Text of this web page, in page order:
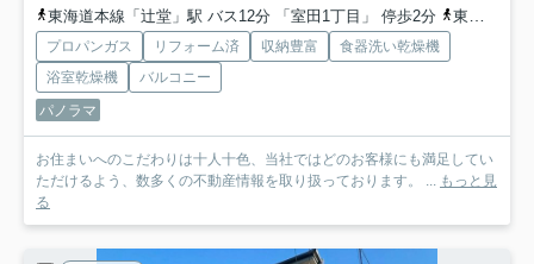
東海道本線「辻堂」駅 バス12分 「室田1丁目」 停歩2分
東海道本線「茅ケ崎」駅 バス13分 「室田1丁目」 停歩1分
プロパンガス リフォーム済 収納豊富
食器洗い乾燥機
浴室乾燥機
バルコニー
パノラマ
お住まいへのこだわりは十人十色、当社ではどのお客様にも満足してい
ただけるよう、数多くの不動産情報を取り扱っております。 ... もっと見
る